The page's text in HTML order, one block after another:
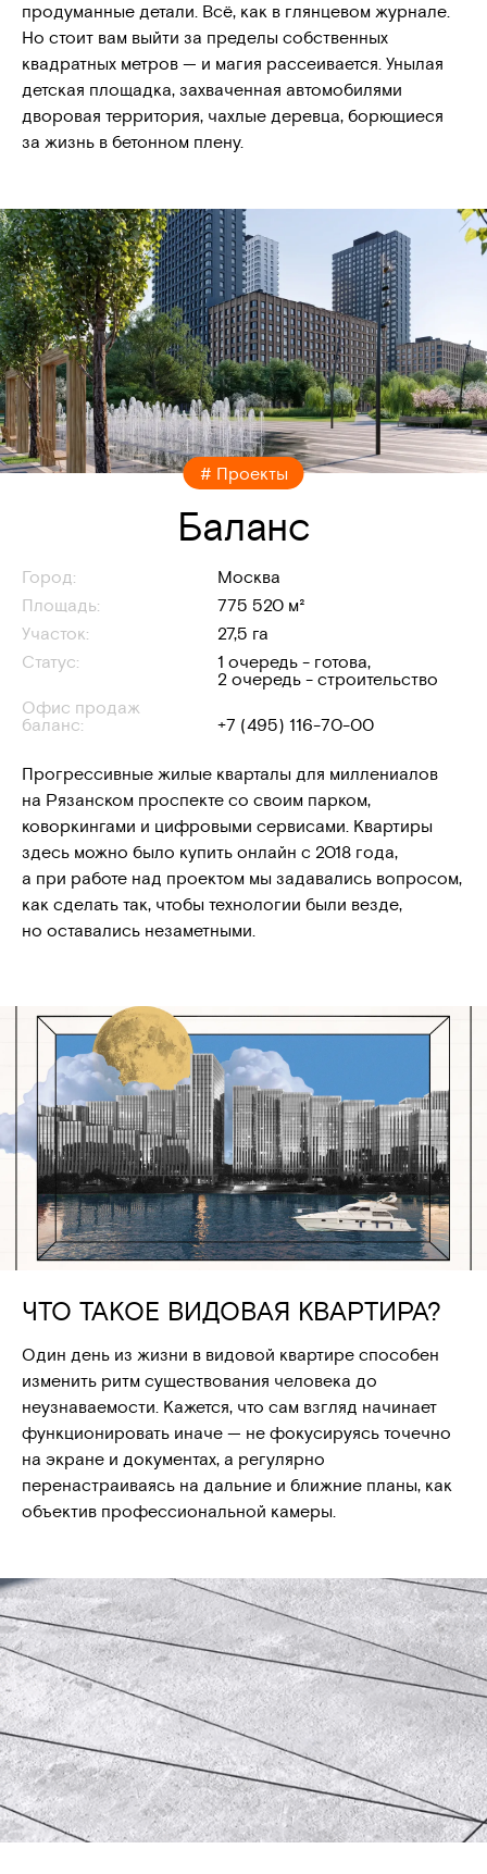
продуманные детали. Всё, как в глянцевом журнале.
Но стоит вам выйти за пределы собственных
квадратных метров — и магия рассеивается. Унылая
детская площадка, захваченная автомобилями
дворовая территория, чахлые деревца, борющиеся
за жизнь в бетонном плену.
# Проекты
Баланс
Прогрессивные жилые кварталы для миллениалов
на Рязанском проспекте со своим парком,
коворкингами и цифровыми сервисами. Квартиры
здесь можно было купить онлайн с 2018 года,
а при работе над проектом мы задавались вопросом,
как сделать так, чтобы технологии были везде,
но оставались незаметными.
Город:
Москва
Площадь:
775 520 м²
Участок:
27,5 га
Статус:
1 очередь - готова,
2 очередь - строительство
Офис продаж
баланс:
+7 (495) 116-70-00
ЧТО ТАКОЕ ВИДОВАЯ КВАРТИРА?
Один день из жизни в видовой квартире способен
изменить ритм существования человека до
неузнаваемости. Кажется, что сам взгляд начинает
функционировать иначе — не фокусируясь точечно
на экране и документах, а регулярно
перенастраиваясь на дальние и ближние планы, как
объектив профессиональной камеры.